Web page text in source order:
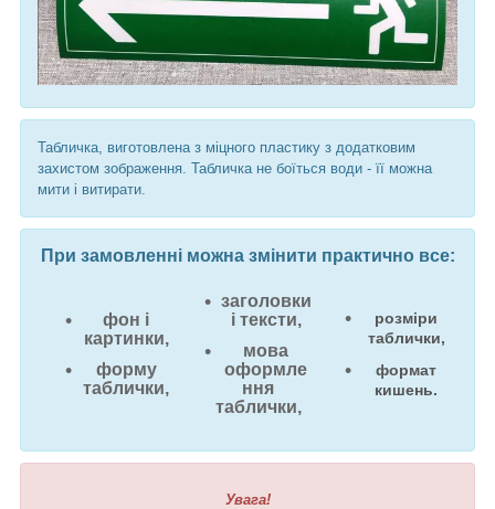
Табличка, виготовлена з міцного пластику з додатковим
захистом зображення. Табличка не боїться води - її можна
мити і витирати.
При замовленні можна змінити практично все:
фон і
картинки,
форму
таблички,
заголовки
і тексти,
мова
оформле
ння
таблички,
розміри
таблички,
формат
кишень.
Увага!